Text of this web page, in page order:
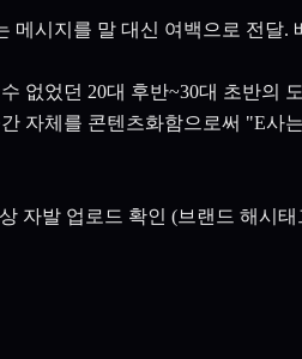
시지를 말 대신 여백으로 전달.
없었던 20대 후반~30대 초반의
자체를 콘텐츠화함으로써 "E사
자발 업로드 확인 (브랜드 해시